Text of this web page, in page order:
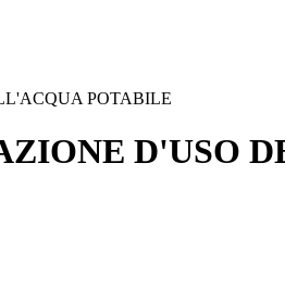
POTABILE
D'USO